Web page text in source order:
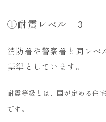
①耐震レベル 3
消防署や警察署と同レベ
基準としています。
耐震等級とは、国が定める住
です。